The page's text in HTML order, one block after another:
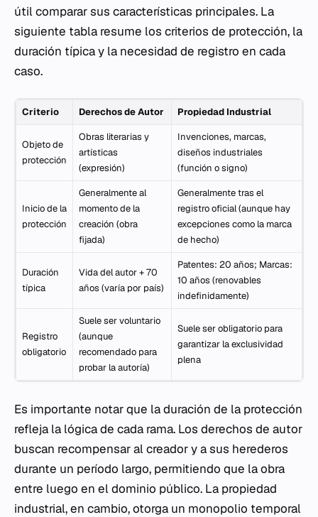
útil comparar sus características principales. La
siguiente tabla resume los criterios de protección, la
duración típica y la necesidad de registro en cada
caso.
Criterio Derechos de Autor Propiedad Industrial
Objeto de
protección
Obras literarias y
artísticas
(expresión)
Invenciones, marcas,
diseños industriales
(función o signo)
Inicio de la
protección
Generalmente al
momento de la
creación (obra
fijada)
Generalmente tras el
registro oficial (aunque hay
excepciones como la marca
de hecho)
Duración
típica
Vida del autor + 70
años (varía por país)
Patentes: 20 años; Marcas:
10 años (renovables
indefinidamente)
Registro
obligatorio
Suele ser voluntario
(aunque
recomendado para
probar la autoría)
Suele ser obligatorio para
garantizar la exclusividad
plena
Es importante notar que la duración de la protección
refleja la lógica de cada rama. Los derechos de autor
buscan recompensar al creador y a sus herederos
durante un período largo, permitiendo que la obra
entre luego en el dominio público. La propiedad
industrial, en cambio, otorga un monopolio temporal